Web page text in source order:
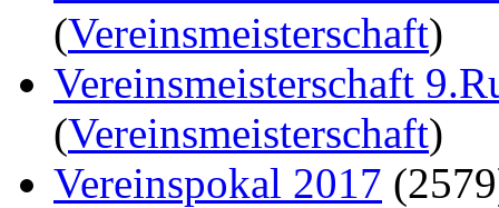
(Vereinsmeisterschaft)
Vereinsmeisterschaft
(Vereinsmeisterschaft)
Vereinspokal 2017